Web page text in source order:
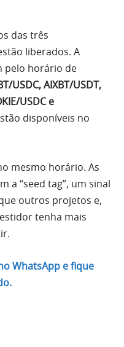
das três
liberados. A
pelo horário de
USDC, AIXBT/USDT,
USDC e
disponíveis no
mesmo horário. As
a “seed tag”, um sinal
outros projetos e,
tenha mais
WhatsApp e fique